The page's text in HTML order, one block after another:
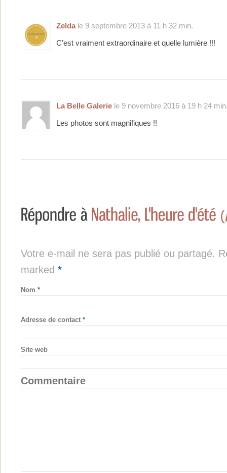
Zeldale 9 septembre 2013 à 11 h 32 min.
C’est vraiment extraordinaire et quelle lumière !!!
La Belle Galerie le 9 novembre 2016 à 19 h 24
Les photos sont magnifiques !!
Votre e-mail ne sera pas publié ou partagé.
marked *
Nom *
Adresse de contact *
Site web
Commentaire